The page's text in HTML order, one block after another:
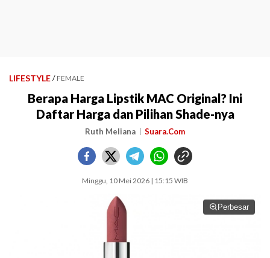
LIFESTYLE / FEMALE
Berapa Harga Lipstik MAC Original? Ini
Daftar Harga dan Pilihan Shade-nya
Ruth Meliana Suara.Com
Minggu, 10 Mei 2026 | 15:15 WIB
Perbesar